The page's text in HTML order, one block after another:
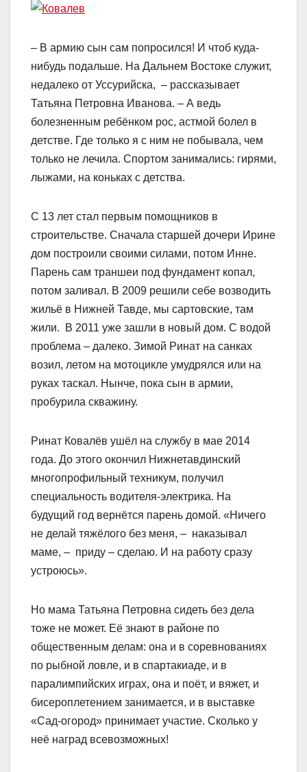
– В армию сын сам попросился! И чтоб куда-
нибудь подальше. На Дальнем Востоке служит,
недалеко от Уссурийска, – рассказывает
Татьяна Петровна Иванова. – А ведь
болезненным ребёнком рос, астмой болел в
детстве. Где только я с ним не побывала, чем
только не лечила. Спортом занимались: гирями,
лыжами, на коньках с детства.
С 13 лет стал первым помощников в
строительстве. Сначала старшей дочери Ирине
дом построили своими силами, потом Инне.
Парень сам траншеи под фундамент копал,
потом заливал. В 2009 решили себе возводить
жильё в Нижней Тавде, мы сартовские, там
жили. В 2011 уже зашли в новый дом. С водой
проблема – далеко. Зимой Ринат на санках
возил, летом на мотоцикле умудрялся или на
руках таскал. Нынче, пока сын в армии,
пробурила скважину.
Ринат Ковалёв ушёл на службу в мае 2014
года. До этого окончил Нижнетавдинский
многопрофильный техникум, получил
специальность водителя-электрика. На
будущий год вернётся парень домой. «Ничего
не делай тяжёлого без меня, – наказывал
маме, – приду – сделаю. И на работу сразу
устроюсь».
Но мама Татьяна Петровна сидеть без дела
тоже не может. Её знают в районе по
общественным делам: она и в соревнованиях
по рыбной ловле, и в спартакиаде, и в
паралимпийских играх, она и поёт, и вяжет, и
бисероплетением занимается, и в выставке
«Сад-огород» принимает участие. Сколько у
неё наград всевозможных!